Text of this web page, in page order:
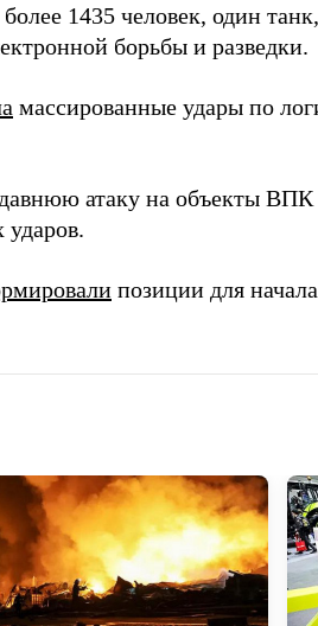
1435 человек, один
борьбы и разведки.
массированные удары по
атаку на объекты ВПК
позиции для